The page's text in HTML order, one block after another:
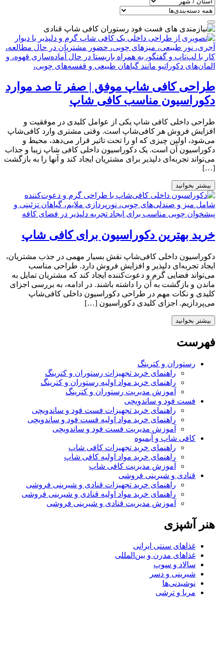
طراحی کافی شاپ موفق‌ | صفر تا صد موارد
دکوراسیون مناسب کافی شاپ
طراحی داخلی کافی شاپ یکی از عوامل کلیدی در موفقیت و
افزایش فروش هر کافی‌شاپ است. وقتی مشتری وارد کافی‌شاپ
می‌شود، اولین چیزی که او را تحت تاثیر قرار می‌دهد، محیط و
دکوراسیون آن است. یک دکوراسیون داخلی کافی شاپ زیبا و جذاب
می‌تواند تجربه‌ای دلپذیر برای مشتریان ایجاد کند و آنها را به بازگشت
[…]
بیشتر بخوانید
خرید بهترین دکوراسیون برای کافی‌ شاپ
دکوراسیون داخلی کافی‌شاپ نقش بسیار مهمی در جذب مشتریان،
ایجاد تجربه‌ای دلپذیر و افزایش فروش دارد. طراحی مناسب
می‌تواند فضایی گرم و دعوت‌کننده ایجاد کند که مشتریان تمایل به
ماندن و بازگشت به آن را داشته باشند. در ادامه، به بررسی اجزای
کلیدی و نکات مهم در طراحی دکوراسیون داخلی کافی‌شاپ
می‌پردازیم. اجزای کلیدی دکوراسیون […]
بیشتر بخوانید
فهرست
رستوران و کترینگ
راهنمای خرید تجهیزات رستوران و کترینگ
راهنمای خرید مواد اولیه رستوران و کترینگ
آموزش مدیریت رستوران و کترینگ
فست فود و ساندویچی
راهنمای خرید تجهیزات فست فود و ساندویچی
راهنمای خرید مواد اولیه فست فود و ساندویچی
آموزش مدیریت فست فود و ساندویچی
کافی شاپ و آبمیوه
راهنمای خرید تجهیزات کافی شاپ
راهنمای خرید مواد اولیه کافی‌ شاپ‌
آموزش مدیریت کافی شاپ
قنادی و شیرینی فروشی
راهنمای خرید تجهیزات قنادی و شیرینی فروشی
راهنمای خرید مواد اولیه قنادی و شیرینی فروشی
آموزش مدیریت قنادی و شیرینی فروشی
هنر آشپزی
غذاهای سنتی ایرانی
غذاهای مدرن و بین‌المللی
سالاد و سوپ
شیرینی و دسر
نوشیدنی‌ها
مربا و ترشی